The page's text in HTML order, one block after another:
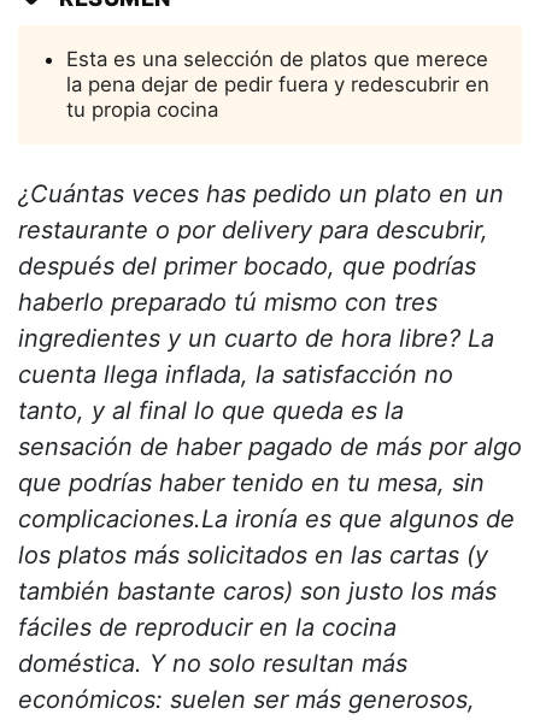
Esta es una selección de platos que merece
la pena dejar de pedir fuera y redescubrir en
tu propia cocina
¿Cuántas veces has pedido un plato en un
restaurante o por delivery para descubrir,
después del primer bocado, que podrías
haberlo preparado tú mismo con tres
ingredientes y un cuarto de hora libre? La
cuenta llega inflada, la satisfacción no
tanto, y al final lo que queda es la
sensación de haber pagado de más por algo
que podrías haber tenido en tu mesa, sin
complicaciones.La ironía es que algunos de
los platos más solicitados en las cartas (y
también bastante caros) son justo los más
fáciles de reproducir en la cocina
doméstica. Y no solo resultan más
económicos: suelen ser más generosos,